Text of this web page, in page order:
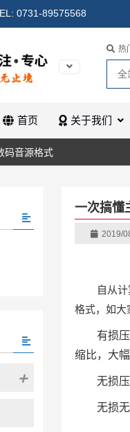
0731-89575568
热
首页 关于我们
码音源格式
一次搞懂
2019/
自从
格式，如大
有损
缩比，大
无损
无损